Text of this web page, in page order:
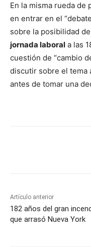
En la misma rueda de
en entrar en el
sobre la posibilidad
jornada laboral a las
cuestión de “cambio
discutir sobre el tema
antes de tomar una
Artículo anterior
182 años del gran
que arrasó Nueva York